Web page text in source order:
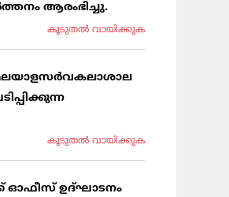
ആരംഭിച്ചു.
കൂടുതല്‍ വായിക്കുക
കൂടുതല്‍ വായിക്കുക
ഓഫീസ് ഉദ്ഘാടനം